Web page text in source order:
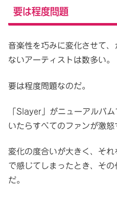
要は程度問題
音楽性を巧みに変化させて
ないアーティストは数多い。
要は程度問題なのだ。
「Slayer」がニューアルバ
いたらすべてのファンが激怒
変化の度合いが大きく、そ
で感じてしまったとき、そ
だ。